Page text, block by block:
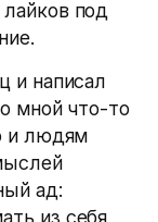
под
и написал
мной что-то
и людям
ад:
из себя